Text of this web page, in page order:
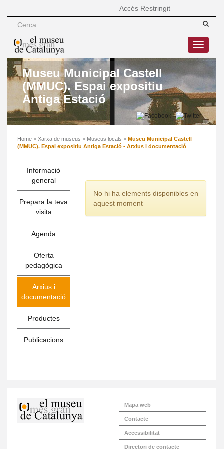
Accés Restringit
Toggle
Museu Municipal Castell
(MMUC). Espai expositiu
Antiga Estació
Home > Xarxa de museus > Museus locals > Museu Municipal Castell
(MMUC). Espai expositiu Antiga Estació - Arxius i documentació
Informació
general
Prepara la teva
visita
Agenda
Oferta
pedagògica
Arxius i
documentació
Productes
Publicacions
No hi ha elements disponibles en
aquest moment
Mapa web
Contacte
Accessibilitat
Directori de contacte